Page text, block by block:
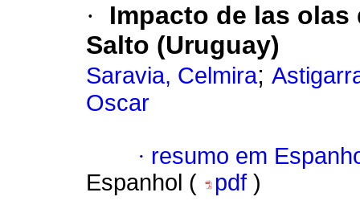
·
Impacto de las
Salto (Uruguay)
Saravia, Celmira;
Oscar
· resumo em
Espanhol (
pdf )